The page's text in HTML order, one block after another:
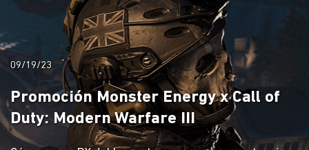
09/19/23
Promoción Monster Energy x Call of
Duty: Modern Warfare III